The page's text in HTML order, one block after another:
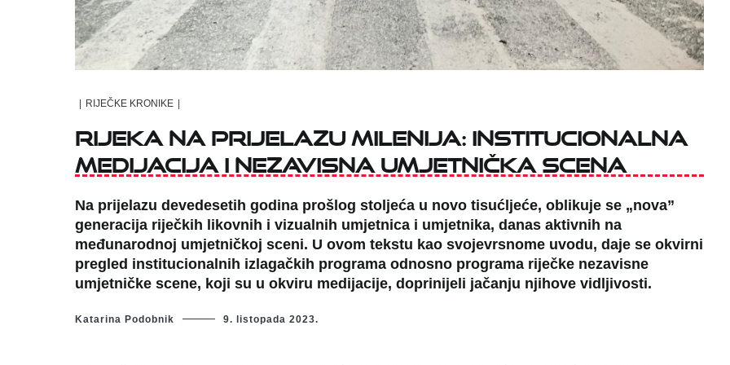
| RIJEČKE KRONIKE |
Rijeka na prijelazu milenija: institucionalna
medijacija i nezavisna umjetnička scena
Na prijelazu devedesetih godina prošlog stoljeća u novo tisućljeće, oblikuje se „nova”
generacija riječkih likovnih i vizualnih umjetnica i umjetnika, danas aktivnih na
međunarodnoj umjetničkoj sceni. U ovom tekstu kao svojevrsnome uvodu, daje se okvirni
pregled institucionalnih izlagačkih programa odnosno programa riječke nezavisne
umjetničke scene, koji su u okviru medijacije, doprinijeli jačanju njihove vidljivosti.
Katarina Podobnik 9. listopada 2023.